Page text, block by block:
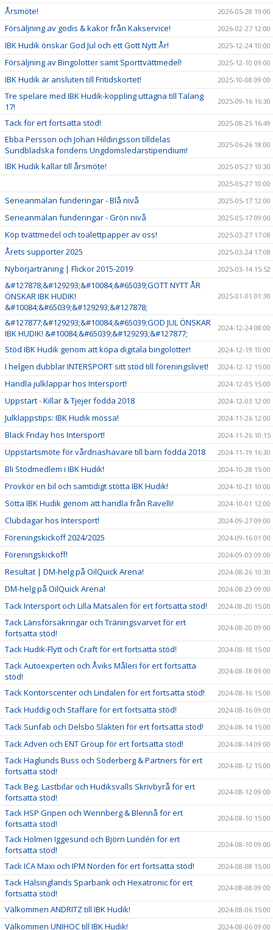
SPONSORER
Årsmöte! 2026-05-28 19:00
Försäljning av godis & kakor från Kakservice! 2026-02-27 12:00
IBK Hudik önskar God Jul och ett Gott Nytt År! 2025-12-24 10:00
Försäljning av Bingolotter samt Sporttvättmedel! 2025-12-10 09:00
IBK Hudik är ansluten till Fritidskortet! 2025-10-08 09:00
Tre spelare med IBK Hudik-koppling uttagna till Talang
17!
2025-09-16 16:30
Tack för ert fortsatta stöd! 2025-08-25 16:49
Ebba Persson och Johan Hildingsson tilldelas
Sundbladska fondens Ungdomsledarstipendium!
2025-06-26 18:00
IBK Hudik kallar till årsmöte!
2025-05-27 10:30
2025-05-27 10:00
Serieanmälan funderingar - Blå nivå 2025-05-17 12:00
Serieanmälan funderingar - Grön nivå 2025-05-17 09:00
Köp tvättmedel och toalettpapper av oss! 2025-03-27 17:08
Årets supporter 2025 2025-03-24 17:08
Nybörjarträning | Flickor 2015-2019 2025-03-14 15:52
&#127878;&#129293;&#10084;&#65039;GOTT NYTT ÅR
ÖNSKAR IBK HUDIK!
&#10084;&#65039;&#129293;&#127878;
2025-01-01 01:30
&#127877;&#129293;&#10084;&#65039;GOD JUL ÖNSKAR
IBK HUDIK! &#10084;&#65039;&#129293;&#127877;
2024-12-24 08:00
Stöd IBK Hudik genom att köpa digitala bingolotter! 2024-12-19 10:00
I helgen dubblar INTERSPORT sitt stöd till föreningslivet! 2024-12-12 15:00
Handla julklappar hos Intersport! 2024-12-05 15:00
Uppstart - Killar & Tjejer födda 2018 2024-12-03 12:00
Julklappstips: IBK Hudik mössa! 2024-11-26 12:00
Black Friday hos Intersport! 2024-11-26 10:15
Uppstartsmöte för vårdnashavare till barn födda 2018 2024-11-19 16:30
Bli Stödmedlem i IBK Hudik! 2024-10-28 15:00
Provkör en bil och samtidigt stötta IBK Hudik! 2024-10-21 10:00
Sötta IBK Hudik genom att handla från Ravelli! 2024-10-01 12:00
Clubdagar hos Intersport! 2024-09-27 09:00
Föreningskickoff 2024/2025 2024-09-16 01:00
Föreningskickoff! 2024-09-03 09:00
Resultat | DM-helg på OilQuick Arena! 2024-08-26 10:30
DM-helg på OilQuick Arena! 2024-08-23 09:00
Tack Intersport och Lilla Matsalen för ert fortsatta stöd! 2024-08-20 15:00
Tack Länsförsäkringar och Träningsvarvet för ert
fortsatta stöd!
2024-08-20 09:00
Tack Hudik-Flytt och Craft för ert fortsatta stöd! 2024-08-18 15:00
Tack Autoexperten och Åviks Måleri för ert fortsatta
stöd!
2024-08-18 09:00
Tack Kontorscenter och Lindalen för ert fortsatta stöd! 2024-08-16 15:00
Tack Huddig och Staffare för ert fortsatta stöd! 2024-08-16 09:00
Tack Sunfab och Delsbo Slakteri för ert fortsatta stöd! 2024-08-14 15:00
Tack Adven och ENT Group för ert fortsatta stöd! 2024-08-14 09:00
Tack Haglunds Buss och Söderberg & Partners för ert
fortsatta stöd!
2024-08-12 15:00
Tack Beg. Lastbilar och Hudiksvalls Skrivbyrå för ert
fortsatta stöd!
2024-08-12 09:00
Tack HSP Gripen och Wennberg & Blennå för ert
fortsatta stöd!
2024-08-10 15:00
Tack Holmen Iggesund och Björn Lundén för ert
fortsatta stöd!
2024-08-10 09:00
Tack ICA Maxi och IPM Norden för ert fortsatta stöd! 2024-08-08 15:00
Tack Hälsinglands Sparbank och Hexatronic för ert
fortsatta stöd!
2024-08-08 09:00
Välkommen ANDRITZ till IBK Hudik! 2024-08-06 15:00
Välkommen UNIHOC till IBK Hudik! 2024-08-06 09:00